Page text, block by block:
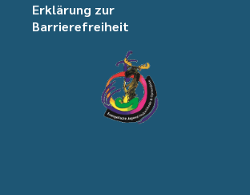
Erklärung zur
Barrierefreiheit